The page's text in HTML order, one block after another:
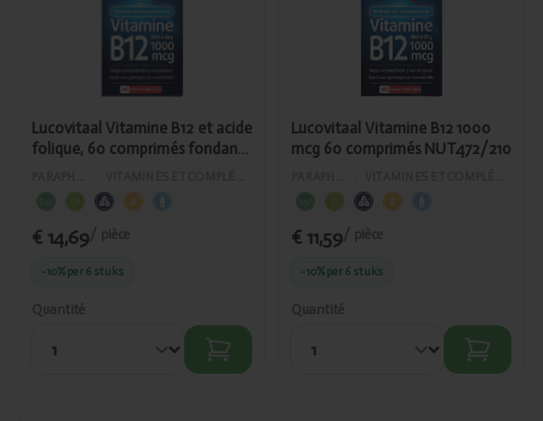
acide folique,
60 comprimés
fondants
NUT472/404
Lucovitaal Vitamine B12 et acide
folique, 60 comprimés fondants
€ 14,69/ pièce
-10%per 6 stuks
Quantité
1000 mcg 60
comprimés
NUT472/210
Lucovitaal Vitamine B12 1000
mcg 60 comprimés NUT472/210
€ 11,59/ pièce
-10%per 6 stuks
Quantité